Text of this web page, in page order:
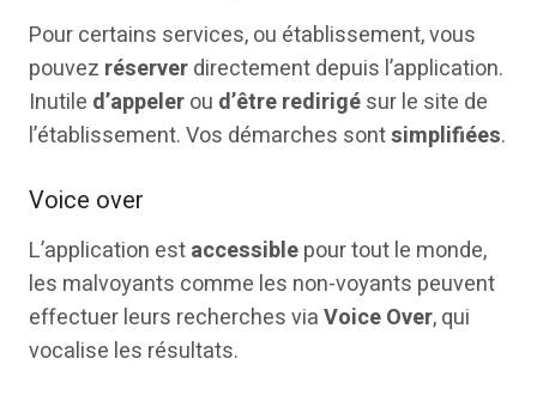
Pour certains services, ou établissement, vous
pouvez réserverdirectement depuis l’application.
Inutile d’appelerou d’être redirigésur le site de
l’établissement. Vos démarches sontsimplifiées.
Voice over
L’application estaccessiblepour tout le monde,
les malvoyants comme les non-voyants peuvent
effectuer leurs recherches viaVoice Over, qui
vocalise les résultats.